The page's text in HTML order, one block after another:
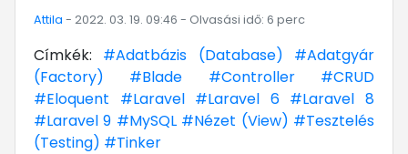
Attila - 2022. 03. 19. 09:46 - Olvasási idő: 6 perc
Címkék: #Adatbázis (Database)
#Adatgyár
(Factory)
#Blade #Controller
#CRUD
#Eloquent
#Laravel #Laravel 6 #Laravel 8
#Laravel 9 #MySQL #Nézet (View) #Tesztelés
(Testing) #Tinker